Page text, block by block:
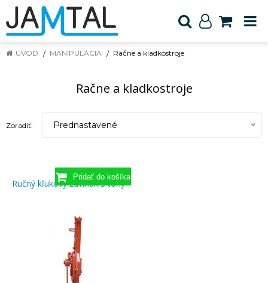
ÚVOD MANIPULÁCIA Račne a kladkostroje
Račne a kladkostroje
Zoradiť: Prednastavené
Ručný kľukový zdvihák 3 tony